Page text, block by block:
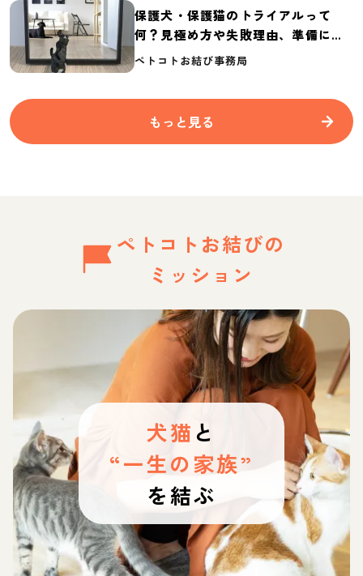
保護犬・保護猫のトライアルって
何？見極め方や失敗理由、準備に必
要なものを紹介
ペトコトお結び事務局
もっと見る
ペトコトお結びの
ミッション
犬猫 と
“一生の家族”
を結ぶ